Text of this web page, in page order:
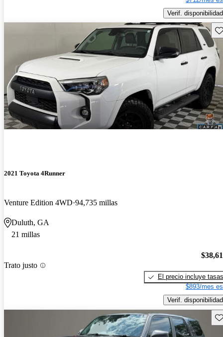
Verif. disponibilidad
2021 Toyota 4Runner
Venture Edition 4WD 94,735 millas
Duluth, GA
21 millas
Trato justo
El precio incluye tasas
$893/mes
Verif. disponibilidad